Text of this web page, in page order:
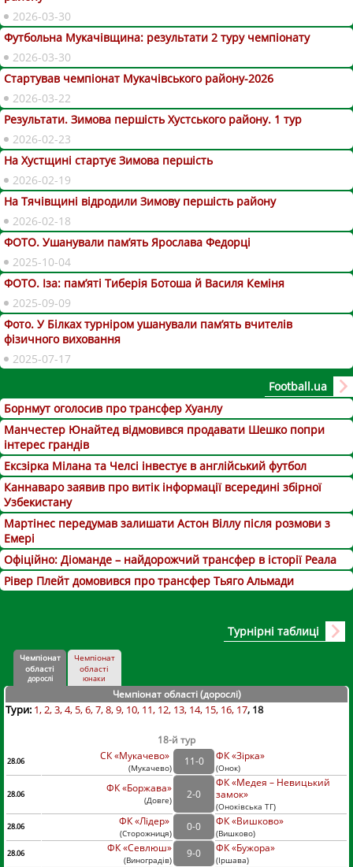
2026-03-30
Футбольна Мукачівщина: результати 2 туру чемпіонату
2026-03-30
Стартував чемпіонат Мукачівського району-2026
2026-03-22
Результати. Зимова першість Хустського району. 1 тур
2026-02-23
На Хустщині стартує Зимова першість
2026-02-19
На Тячівщині відродили Зимову першість району
2026-02-18
ФОТО. Ушанували пам’ять Ярослава Федорці
2025-10-04
ФОТО. Іза: пам’яті Тиберія Ботоша й Василя Кеміня
2025-09-09
Фото. У Білках турніром ушанували пам’ять вчителів
фізичного виховання
2025-07-17
Football.ua
Борнмут оголосив про трансфер Хуанлу
Манчестер Юнайтед відмовився продавати Шешко попри
інтерес грандів
Ексзірка Мілана та Челсі інвестує в англійський футбол
Каннаваро заявив про витік інформації всередині збірної
Узбекистану
Мартінес передумав залишати Астон Віллу після розмови з
Емері
Офіційно: Діоманде – найдорожчий трансфер в історії Реала
Рівер Плейт домовився про трансфер Тьяго Альмади
Турнірні таблиці
Чемпіонат
області
дорослі
Чемпіонат
області
юнаки
Чемпіонат області (дорослі)
Тури: 1 2 3 4 5 6 7 8 9 10 11 12 13 14 15 16 17 18
18-й тур
28.06 СК «Мукачево»
(Мукачево)
11-0 ФК «Зірка»
(Онок)
28.06
ФК «Боржава»
(Довге)
2-0
ФК «Медея – Невицький
замок»
(Оноківська ТГ)
28.06
ФК «Лідер»
(Сторожниця)
0-0 ФК «Вишково»
(Вишково)
28.06
ФК «Севлюш»
(Виноградів)
9-0 ФК «Бужора»
(Іршава)